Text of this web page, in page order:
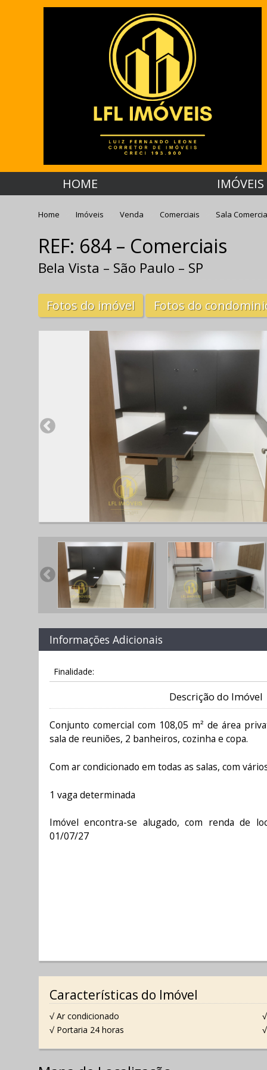
HOME IMÓVEIS
Home Imóveis Venda Comerciais Sala
REF: 684 – Comerciais
Bela Vista – São Paulo – SP
Fotos do imóvel Fotos do
Informações Adicionais
Finalidade:
Descrição do Imóvel
Conjunto comercial com 108,05 m² de área
sala de reuniões, 2 banheiros, cozinha e copa.
Com ar condicionado em todas as salas, com
1 vaga determinada
Imóvel encontra-se alugado, com renda de
01/07/27
Características do Imóvel
√ Ar condicionado
√ Portaria 24 horas